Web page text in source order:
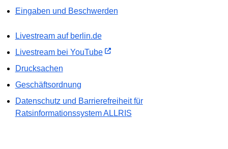
Eingaben und Beschwerden
Livestream auf berlin.de
Livestream bei YouTube
Drucksachen
Geschäftsordnung
Datenschutz und Barrierefreiheit für
Ratsinformationssystem ALLRIS